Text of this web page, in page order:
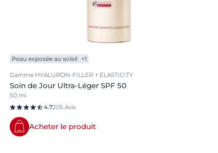
Peau exposée au soleil +1
Gamme HYALURON-FILLER + ELASTICITY
Soin de Jour Ultra-Léger SPF 50
50 ml
4.7205 Avis
Acheter le produit